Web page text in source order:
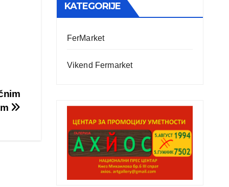
KATEGORIJE
FerMarket
Vikend Fermarket